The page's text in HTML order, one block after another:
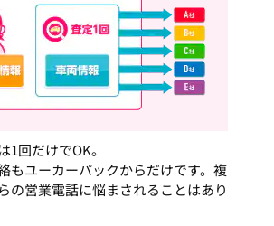
1回だけでOK。
もユーカーパックからだけです。複
の営業電話に悩まされることはあり